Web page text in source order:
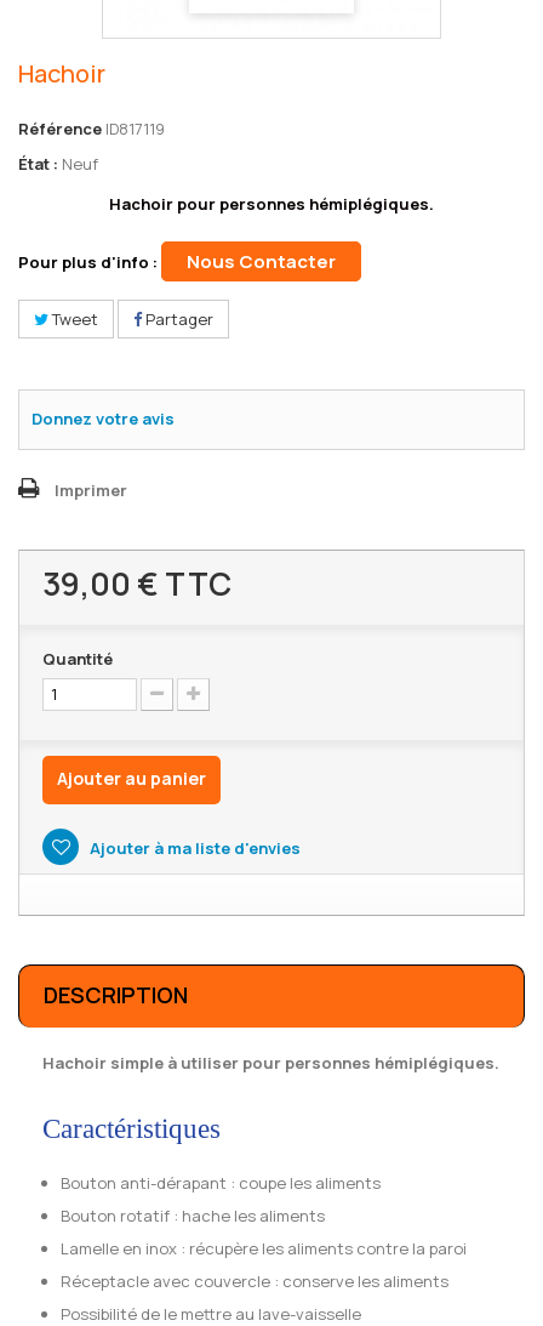
Hachoir
Référence ID817119
État : Neuf
Hachoir pour personnes hémiplégiques.
Pour plus d'info : Nous Contacter
Tweet Partager
Donnez votre avis
Imprimer
39,00 €TTC
Quantité
Ajouter au panier
Ajouter à ma liste d'envies
DESCRIPTION
Hachoir simple à utiliser pour personnes hémiplégiques.
Caractéristiques
Bouton anti-dérapant : coupe les aliments
Bouton rotatif : hache les aliments
Lamelle en inox : récupère les aliments contre la paroi
Réceptacle avec couvercle : conserve les aliments
Possibilité de le mettre au lave-vaisselle